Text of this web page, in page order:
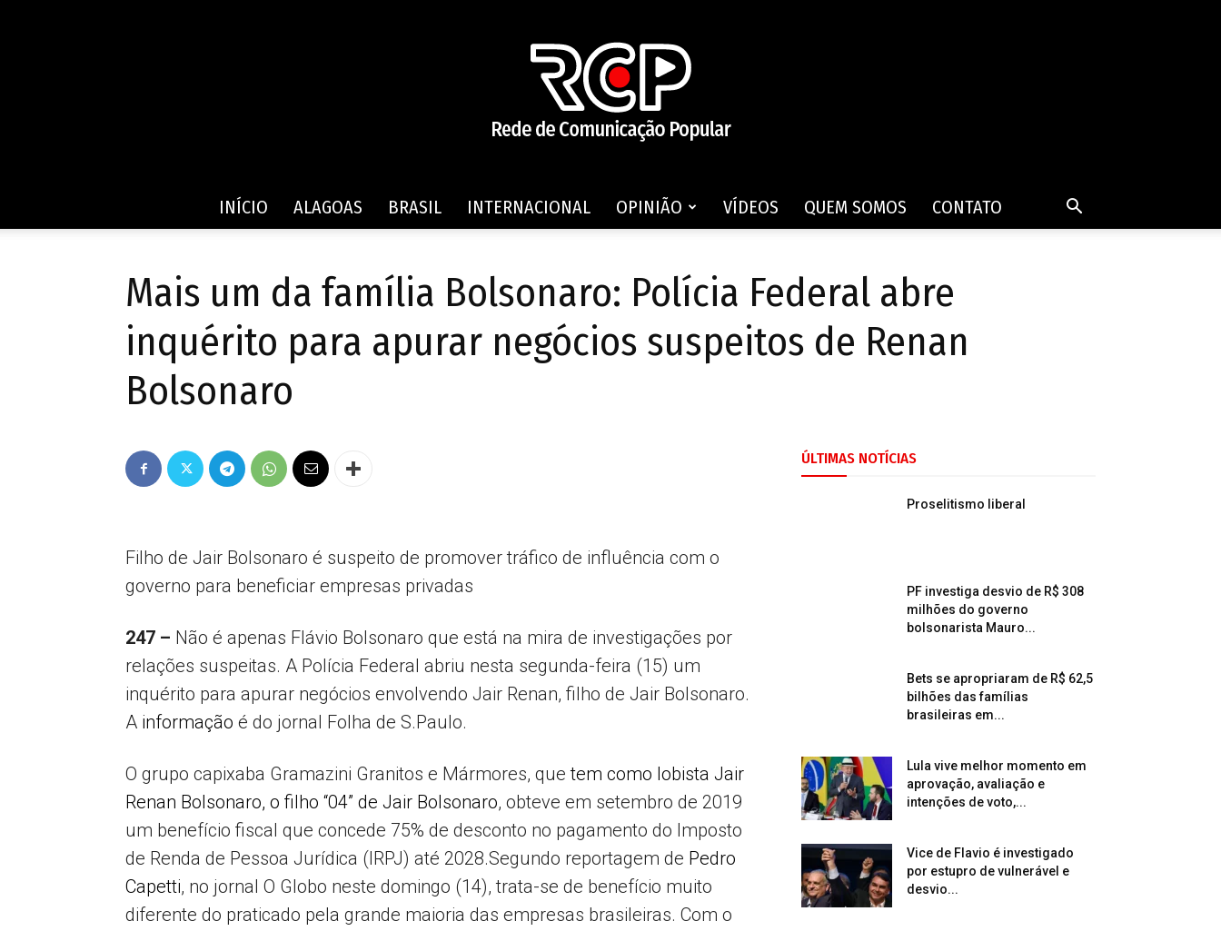
de
AL
INÍCIO ALAGOAS BRASIL INTERNACIONAL OPINIÃO VÍDEOS QUEM SOMOS CONTATO
Mais um da família Bolsonaro: Polícia Federal abre
inquérito para apurar negócios suspeitos de Renan
Bolsonaro
Filho de Jair Bolsonaro é suspeito de promover tráfico de influência com o
governo para beneficiar empresas privadas
247 – Não é apenas Flávio Bolsonaro que está na mira de investigações por
relações suspeitas. A Polícia Federal abriu nesta segunda-feira (15) um
inquérito para apurar negócios envolvendo Jair Renan, filho de Jair Bolsonaro.
A informação é do jornal Folha de S.Paulo.
O grupo capixaba Gramazini Granitos e Mármores, quetem como lobista Jair
Renan Bolsonaro, o filho “04” de Jair Bolsonaro, obteve em setembro de 2019
um benefício fiscal que concede 75% de desconto no pagamento do Imposto
de Renda de Pessoa Jurídica (IRPJ) até 2028.Segundo reportagem de Pedro
Capetti, no jornal O Globo neste domingo (14), trata-se de benefício muito
diferente do praticado pela grande maioria das empresas brasileiras. Com o
ÚLTIMAS NOTÍCIAS
Proselitismo liberal
PF investiga desvio de R$ 308
milhões do governo
bolsonarista Mauro...
Bets se apropriaram de R$ 62,5
bilhões das famílias
brasileiras em...
Lula vive melhor momento em
aprovação, avaliação e
intenções de voto,...
Vice de Flavio é investigado
por estupro de vulnerável e
desvio...